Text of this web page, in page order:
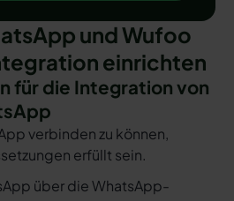
und Wufoo
einrichten
für die Integration von
verbinden zu können,
erfüllt sein.
über die WhatsApp-